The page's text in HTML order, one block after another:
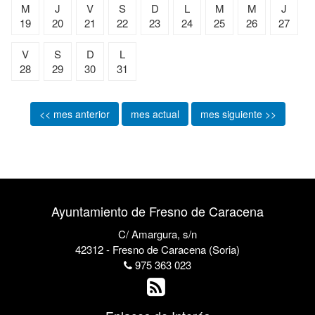
M
19
J
20
V
21
S
22
D
23
L
24
M
25
M
26
J
27
V
28
S
29
D
30
L
31
<< mes anterior mes actual mes siguiente >>
Ayuntamiento de Fresno de Caracena
C/ Amargura, s/n
42312 - Fresno de Caracena (Soria)
975 363 023